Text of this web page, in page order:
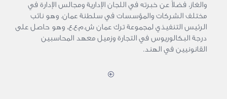
والغاز، فضلاً عن خبرته في اللجان الإدارية ومجالس الإدارة في
مختلف الشركات والمؤسسات في سلطنة عمان. وهو نائب
الرئيس التنفيذي لمجموعة ترك عمان ش.م.ع.ع، وهو حاصل على
درجة البكالوريوس في التجارة وزميل معهد المحاسبين
القانونيين في الهند.